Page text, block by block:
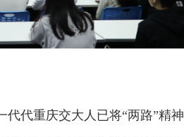
代重庆交大人已将“两路”精神